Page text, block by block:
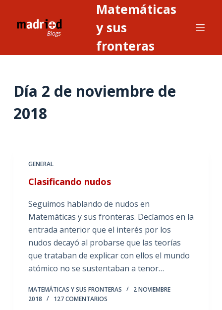
Matemáticas
y sus
fronteras
Día 2 de noviembre de
2018
GENERAL
Clasificando nudos
Seguimos hablando de nudos en
Matemáticas y sus fronteras. Decíamos en la
entrada anterior que el interés por los
nudos decayó al probarse que las teorías
que trataban de explicar con ellos el mundo
atómico no se sustentaban a tenor…
MATEMÁTICAS Y SUS FRONTERAS
2 NOVIEMBRE
2018
127 COMENTARIOS